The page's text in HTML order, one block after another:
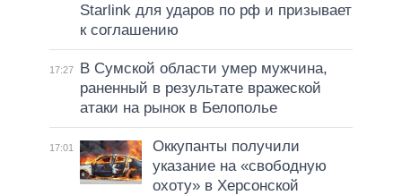
Starlink для ударов по рф и призывает
к соглашению
17:27
В Сумской области умер мужчина,
раненный в результате вражеской
атаки на рынок в Белополье
17:01
Оккупанты получили
указание на «свободную
охоту» в Херсонской